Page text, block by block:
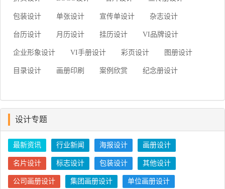
包装设计 单张设计 宣传单设计 杂志设计
台历设计 月历设计 挂历设计 VI品牌设计
企业形象设计 VI手册设计 彩页设计 图册设计
目录设计 画册印刷 案例欣赏 纪念册设计
设计专题
最新资讯 行业新闻 海报设计 画册设计
名片设计 标志设计 包装设计 其他设计
公司画册设计 集团画册设计 单位画册设计